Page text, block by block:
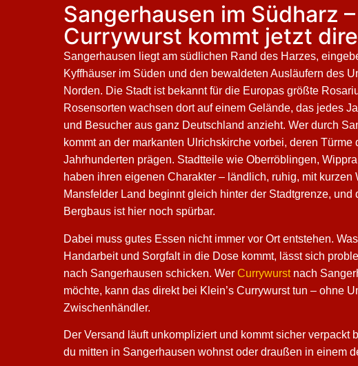
Sangerhausen im Südharz –
Currywurst kommt jetzt
Sangerhausen liegt am südlichen Rand des Harzes,
Kyffhäuser im Süden und den bewaldeten Ausläufern des
Norden. Die Stadt ist bekannt für die Europas größte
Rosensorten wachsen dort auf einem Gelände, das jedes
und Besucher aus ganz Deutschland anzieht. Wer durch
kommt an der markanten Ulrichskirche vorbei, deren Türme
Jahrhunderten prägen. Stadtteile wie Oberröblingen,
haben ihren eigenen Charakter – ländlich, ruhig, mit kurzen
Mansfelder Land beginnt gleich hinter der Stadtgrenze, und
Bergbaus ist hier noch spürbar.
Dabei muss gutes Essen nicht immer vor Ort entstehen.
Handarbeit und Sorgfalt in die Dose kommt, lässt sich
nach Sangerhausen schicken. Wer Currywurstnach
möchte, kann das direkt bei Klein’s Currywurst tun – ohne
Zwischenhändler.
Der Versand läuft unkompliziert und kommt sicher verpackt
du mitten in Sangerhausen wohnst oder draußen in einem